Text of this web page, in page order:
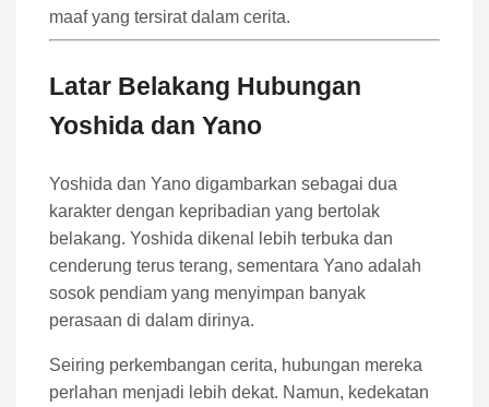
maaf yang tersirat dalam cerita.
Latar Belakang Hubungan
Yoshida dan Yano
Yoshida dan Yano digambarkan sebagai dua
karakter dengan kepribadian yang bertolak
belakang. Yoshida dikenal lebih terbuka dan
cenderung terus terang, sementara Yano adalah
sosok pendiam yang menyimpan banyak
perasaan di dalam dirinya.
Seiring perkembangan cerita, hubungan mereka
perlahan menjadi lebih dekat. Namun, kedekatan